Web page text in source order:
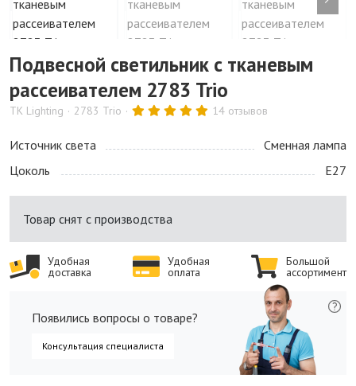
Подвесной светильник с тканевым
рассеивателем 2783 Trio
TK Lighting 2783 Trio 14 отзывов
Источник света
Сменная лампа
Цоколь
E27
Товар снят с производства
Удобная
доставка
Удобная
оплата
Большой
ассортимент
Появились вопросы о товаре?
Консультация специалиста